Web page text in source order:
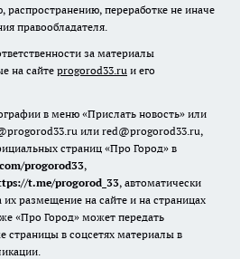
распространению, переработке не иначе
правообладателя.
за материалы
на сайте progorod33.ru и его
в меню «Прислать новость» или
или red@progorod33.ru,
страниц «Про Город» в
progorod33,
t.me/progorod_33, автоматически
их размещение на сайте и на страницах
«Про Город» может передать
страницы в соцсетях материалы в